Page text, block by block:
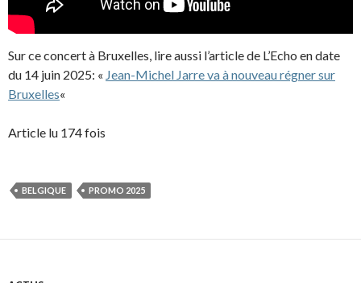
Sur ce concert à Bruxelles, lire aussi l’article de L’Echo en date
du 14 juin 2025: « Jean-Michel Jarre va à nouveau régner sur
Bruxelles«
Article lu 174 fois
BELGIQUE PROMO 2025